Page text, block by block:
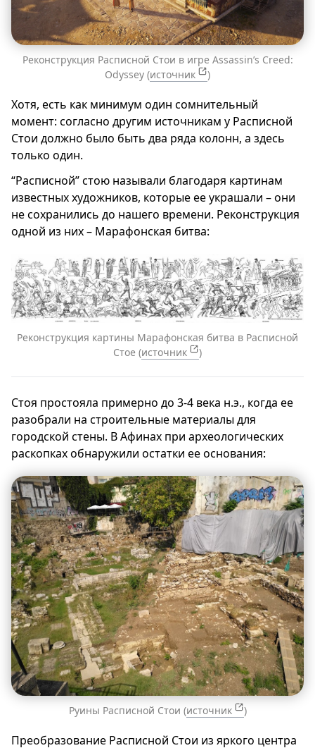
Реконструкция Расписной Стои в игре Assassin’s Creed:
Odyssey (источник )
Хотя, есть как минимум один сомнительный
момент: согласно другим источникам у Расписной
Стои должно было быть два ряда колонн, а здесь
только один.
“Расписной” стою называли благодаря картинам
известных художников, которые ее украшали – они
не сохранились до нашего времени. Реконструкция
одной из них – Марафонская битва:
Реконструкция картины Марафонская битва в Расписной
Стое (источник )
Стоя простояла примерно до 3-4 века н.э., когда ее
разобрали на строительные материалы для
городской стены. В Афинах при археологических
раскопках обнаружили остатки ее основания:
Руины Расписной Стои (источник )
Преобразование Расписной Стои из яркого центра